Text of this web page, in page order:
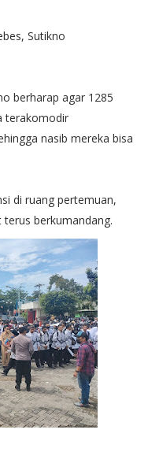
Sutikno
berharap agar 1285
terakomodir
nasib mereka bisa
di ruang pertemuan,
terus berkumandang.